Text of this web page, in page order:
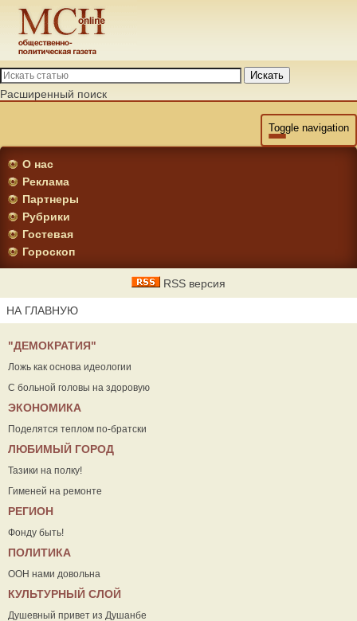
Искать
Расширенный поиск
Toggle navigation
О нас
Реклама
Партнеры
Рубрики
Гостевая
Гороскоп
RSS версия
НА ГЛАВНУЮ
"ДЕМОКРАТИЯ"
Ложь как основа идеологии
С больной головы на здоровую
ЭКОНОМИКА
Поделятся теплом по-братски
ЛЮБИМЫЙ ГОРОД
Тазики на полку!
Гименей на ремонте
РЕГИОН
Фонду быть!
ПОЛИТИКА
ООН нами довольна
КУЛЬТУРНЫЙ СЛОЙ
Душевный привет из Душанбе